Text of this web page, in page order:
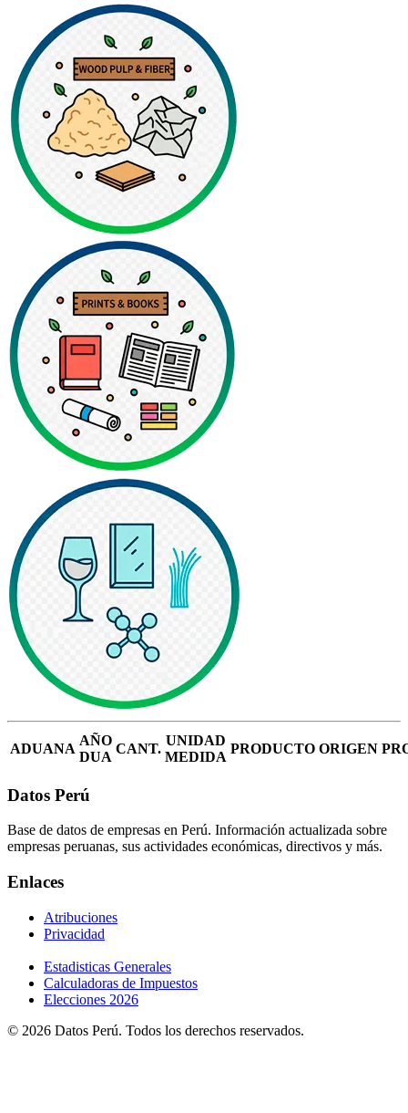
ADUANA
AÑO
DUA
CANT.
UNIDAD
MEDIDA
PRODUCTO ORIGEN
Datos Perú
Base de datos de empresas en Perú. Información actualizada sobre
empresas peruanas, sus actividades económicas, directivos y más.
Enlaces
Atribuciones
Privacidad
Estadisticas Generales
Calculadoras de Impuestos
Elecciones 2026
© 2026 Datos Perú. Todos los derechos reservados.